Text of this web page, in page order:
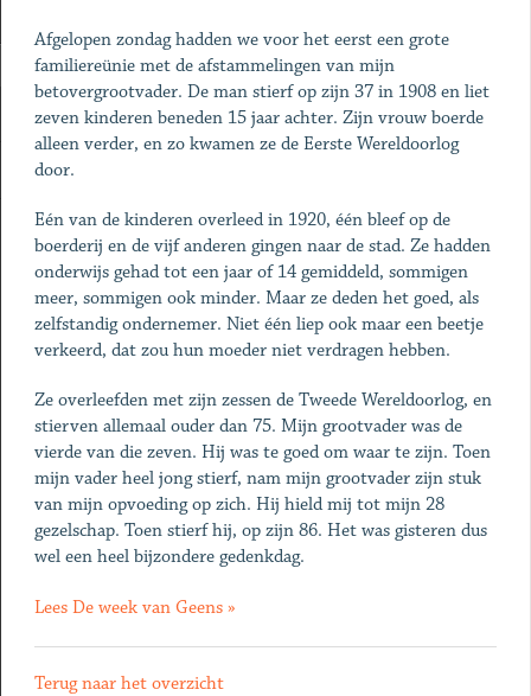
Afgelopen zondag hadden we voor het eerst een grote
familiereünie met de afstammelingen van mijn
betovergrootvader. De man stierf op zijn 37 in 1908 en liet
zeven kinderen beneden 15 jaar achter. Zijn vrouw boerde
alleen verder, en zo kwamen ze de Eerste Wereldoorlog
door.
Eén van de kinderen overleed in 1920, één bleef op de
boerderij en de vijf anderen gingen naar de stad. Ze hadden
onderwijs gehad tot een jaar of 14 gemiddeld, sommigen
meer, sommigen ook minder. Maar ze deden het goed, als
zelfstandig ondernemer. Niet één liep ook maar een beetje
verkeerd, dat zou hun moeder niet verdragen hebben.
Ze overleefden met zijn zessen de Tweede Wereldoorlog, en
stierven allemaal ouder dan 75. Mijn grootvader was de
vierde van die zeven. Hij was te goed om waar te zijn. Toen
mijn vader heel jong stierf, nam mijn grootvader zijn stuk
van mijn opvoeding op zich. Hij hield mij tot mijn 28
gezelschap. Toen stierf hij, op zijn 86. Het was gisteren dus
wel een heel bijzondere gedenkdag.
Lees De week van Geens »
Terug naar het overzicht